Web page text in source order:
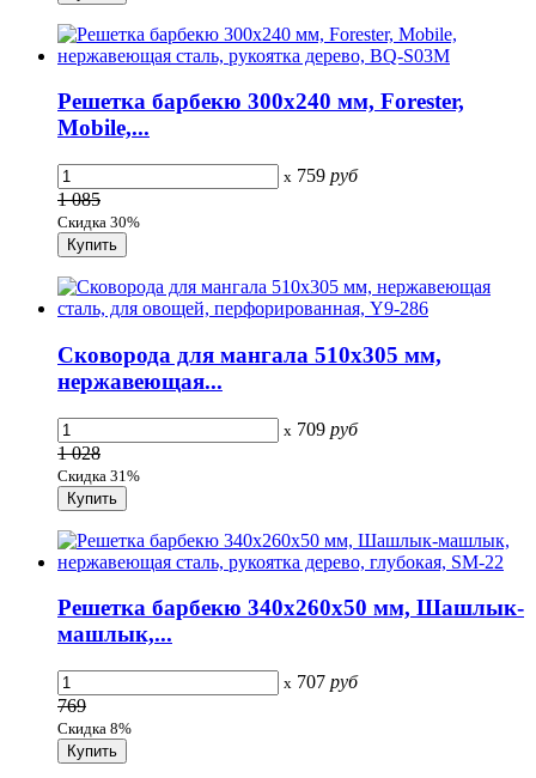
Решетка барбекю 300х240 мм, Forester,
Mobile,...
x 759 руб
1 085
Скидка 30%
Сковорода для мангала 510х305 мм,
нержавеющая...
x 709 руб
1 028
Скидка 31%
Решетка барбекю 340х260х50 мм, Шашлык-
машлык,...
x 707 руб
769
Скидка 8%